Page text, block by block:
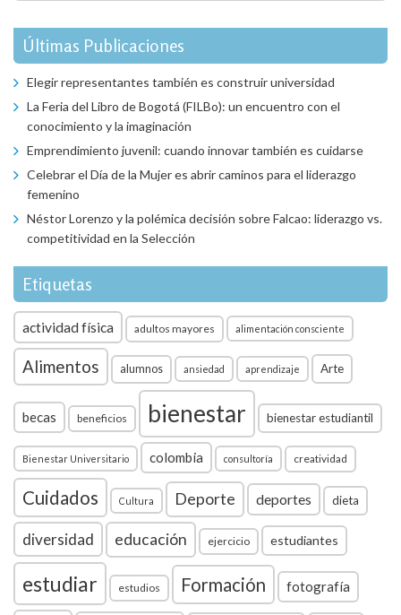
Últimas Publicaciones
Elegir representantes también es construir universidad
La Feria del Libro de Bogotá (FILBo): un encuentro con el
conocimiento y la imaginación
Emprendimiento juvenil: cuando innovar también es cuidarse
Celebrar el Día de la Mujer es abrir caminos para el liderazgo
femenino
Néstor Lorenzo y la polémica decisión sobre Falcao: liderazgo vs.
competitividad en la Selección
Etiquetas
actividad física adultos mayores alimentación consciente
Alimentos alumnos ansiedad aprendizaje Arte
becas beneficios bienestar bienestar estudiantil
Bienestar Universitario colombia consultoría creatividad
Cuidados Cultura Deporte deportes dieta
diversidad educación ejercicio estudiantes
estudiar estudios Formación fotografía